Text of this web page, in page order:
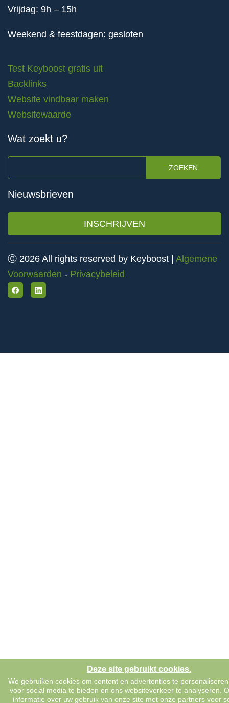
Vrijdag: 9h – 15h
Weekend & feestdagen: gesloten
Test Keyboost gratis uit
Backlinks
Website vindbaar maken
Websitewaarde
Wat zoekt u?
ZOEKEN
Nieuwsbrieven
INSCHRIJVEN
Ⓒ 2026 All rights reserved by Keyboost | Algemene
Voorwaarden - Privacybeleid
Deze site gebruikt cookies.
We gebruiken cookies om content en advertenties te
voor social media te bieden en ons websiteverkeer te analyseren.
informatie over uw gebruik van onze site met onze partners voor